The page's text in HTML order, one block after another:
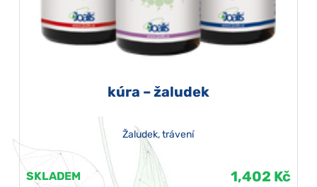
kúra – žaludek
Žaludek, trávení
SKLADEM 1,402 Kč